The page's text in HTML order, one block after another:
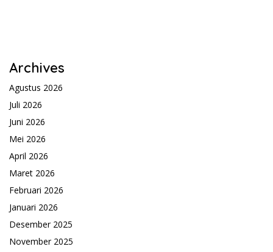
Archives
Agustus 2026
Juli 2026
Juni 2026
Mei 2026
April 2026
Maret 2026
Februari 2026
Januari 2026
Desember 2025
November 2025